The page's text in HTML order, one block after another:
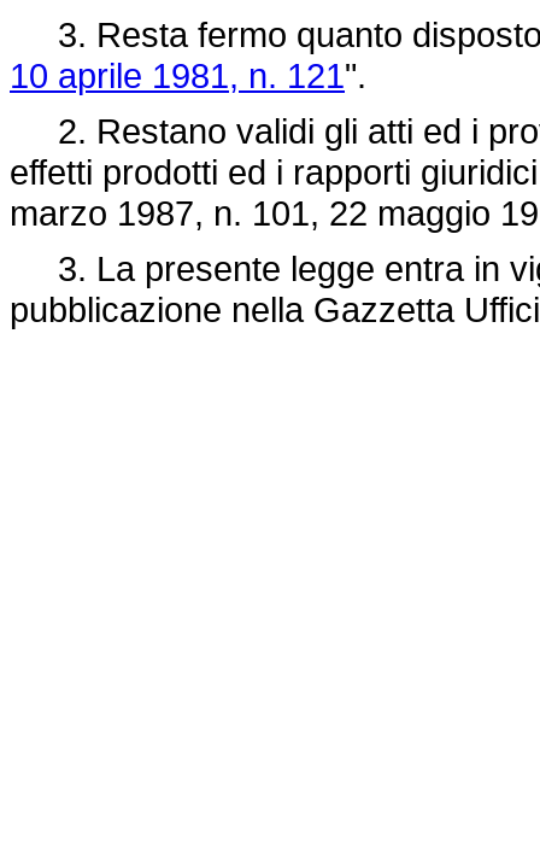
3. Resta fermo quanto
10 aprile 1981, n. 121".
2. Restano validi gli atti ed i
effetti prodotti ed i rapporti
marzo 1987, n. 101, 22 maggio
3. La presente legge entra in
pubblicazione nella Gazzetta